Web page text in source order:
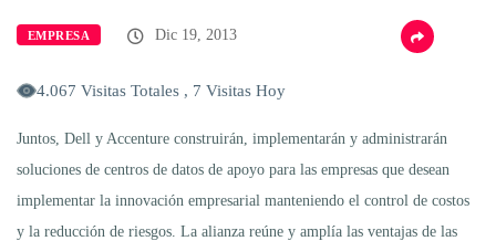
EMPRESA Dic 19, 2013
4.067 Visitas Totales , 7 Visitas Hoy
Juntos, Dell y Accenture construirán, implementarán y administrarán
soluciones de centros de datos de apoyo para las empresas que desean
implementar la innovación empresarial manteniendo el control de costos
y la reducción de riesgos. La alianza reúne y amplía las ventajas de las